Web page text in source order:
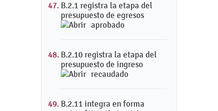
B.2.1 registra la etapa del
presupuesto de egresos
aprobado
B.2.10 registra la etapa del
presupuesto de ingreso
recaudado
B.2.11 integra en forma